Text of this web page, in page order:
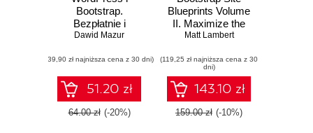
Bootstrap.
Bezpłatnie i
elastycznie
Dawid Mazur
(39,90 zł najniższa cena z 30 dni)
51.20 zł
64.00 zł (-20%)
Blueprints Volume
II. Maximize the
potential of
and more
responsive web
applications
Matt Lambert
(119,25 zł najniższa cena z 30
dni)
143.10 zł
159.00 zł (-10%)